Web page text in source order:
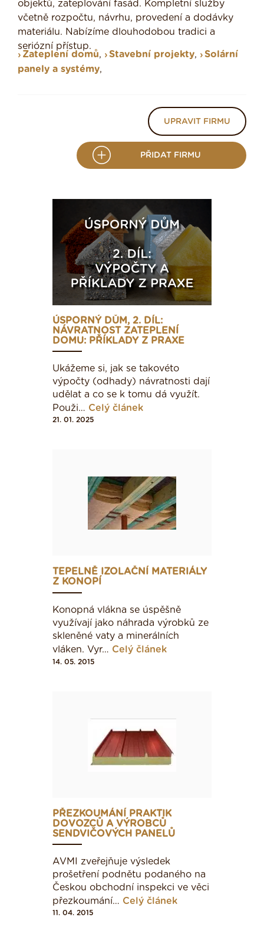
objektů, zateplování fasád. Kompletní služby
včetně rozpočtu, návrhu, provedení a dodávky
materiálu. Nabízíme dlouhodobou tradici a
seriózní přístup.
Zateplení domů, Stavební projekty,
Solární
panely a systémy,
UPRAVIT FIRMU
PŘIDAT FIRMU
ÚSPORNÝ DŮM, 2. DÍL:
NÁVRATNOST ZATEPLENÍ
DOMU: PŘÍKLADY Z PRAXE
Ukážeme si, jak se takovéto
výpočty (odhady) návratnosti dají
udělat a co se k tomu dá využít.
Použi… Celý článek
21. 01. 2025
TEPELNĚ IZOLAČNÍ MATERIÁLY
Z KONOPÍ
Konopná vlákna se úspěšně
využívají jako náhra­da výrobků ze
skleněné vaty a minerálních
vláken. Vyr… Celý článek
14. 05. 2015
PŘEZKOUMÁNÍ PRAKTIK
DOVOZCŮ A VÝROBCŮ
SENDVIČOVÝCH PANELŮ
AVMI zveřejňuje výsledek
prošetření podnětu podaného na
Českou obchodní inspekci ve věci
přezkoumání… Celý článek
11. 04. 2015